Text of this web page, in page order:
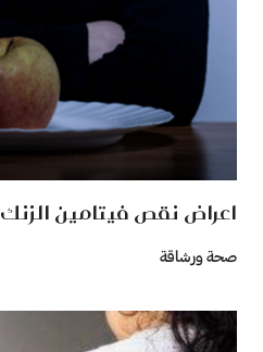
اعراض نقص فيتامين الزنك
صحة ورشاقة